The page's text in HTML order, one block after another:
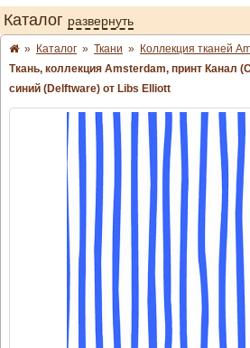
Каталог развернуть
» Каталог » Ткани » Коллекция тканей
Ткань, коллекция Amsterdam, принт Канал
синий (Delftware) от Libs Elliott